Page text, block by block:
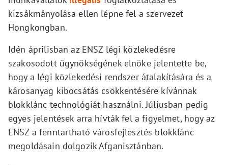
kizsákmányolása ellen lépne fel a szervezet
Hongkongban.
Idén áprilisban az ENSZ légi közlekedésre
szakosodott ügynökségének elnöke jelentette be,
hogy a légi közlekedési rendszer átalakítására és a
károsanyag kibocsátás csökkentésére kívánnak
blokklánc technológiát használni. Júliusban pedig
egyes jelentések arra hívták fel a figyelmet, hogy az
ENSZ a fenntartható városfejlesztés blokklánc
megoldásain dolgozik Afganisztánban.